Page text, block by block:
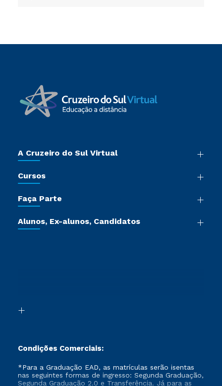
A Cruzeiro do Sul Virtual
Sala de Imprensa
Certificadoras
Jornada do Aluno
Cursos
Pós-graduação
Cursos Livres
Faça Parte
Vestibular Redação
Formação Pedagógica - R2
Alunos, Ex-alunos, Candidatos
Condições Comerciais:
*Para a Graduação EAD, as matrículas serão isentas
nas seguintes formas de ingresso: Segunda Graduação,
Segunda Graduação 2.0 e Transferência. Já para as